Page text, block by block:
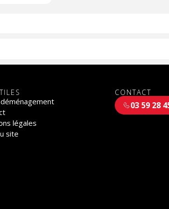
légales
site
CONTACT
03 59 28